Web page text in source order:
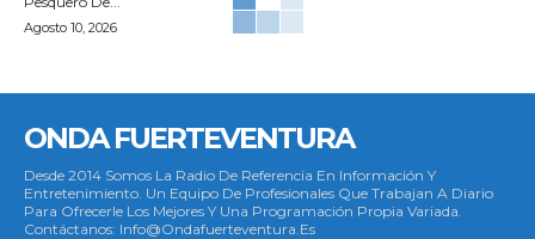
Agosto 10, 2026
ONDA FUERTEVENTURA
Desde 2014 Somos La Radio De Referencia En Información Y
Entretenimiento. Un Equipo De Profesionales Que Trabajan A Diario
Para Ofrecerle Los Mejores Y Una Programación Propia Variada.
Contáctanos: Info@ondafuerteventura.es